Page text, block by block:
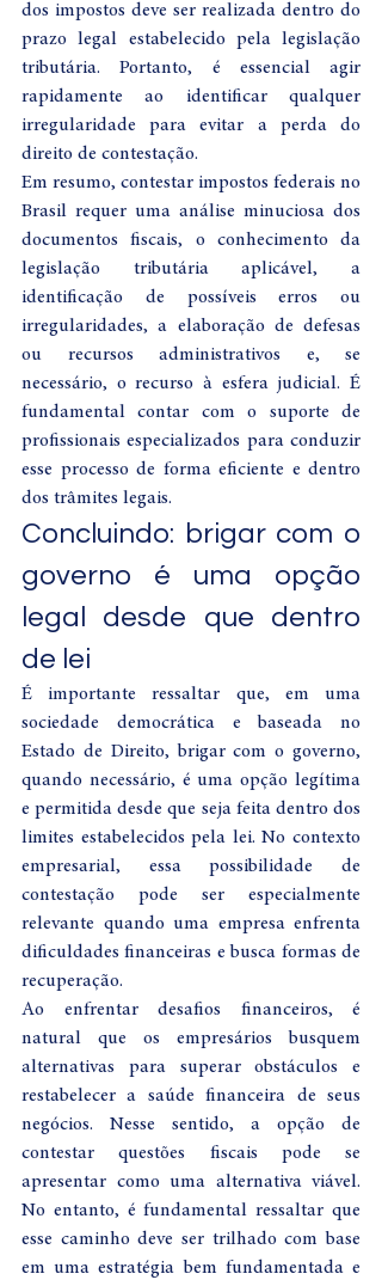
dos impostos deve ser realizada dentro do
prazo legal estabelecido pela legislação
tributária. Portanto, é essencial agir
rapidamente ao identificar qualquer
irregularidade para evitar a perda do
direito de contestação.
Em resumo, contestar impostos federais no
Brasil requer uma análise minuciosa dos
documentos fiscais, o conhecimento da
legislação tributária aplicável, a
identificação de possíveis erros ou
irregularidades, a elaboração de defesas
ou recursos administrativos e, se
necessário, o recurso à esfera judicial. É
fundamental contar com o suporte de
profissionais especializados para conduzir
esse processo de forma eficiente e dentro
dos trâmites legais.
Concluindo: brigar com o
governo é uma opção
legal desde que dentro
de lei
É importante ressaltar que, em uma
sociedade democrática e baseada no
Estado de Direito, brigar com o governo,
quando necessário, é uma opção legítima
e permitida desde que seja feita dentro dos
limites estabelecidos pela lei. No contexto
empresarial, essa possibilidade de
contestação pode ser especialmente
relevante quando uma empresa enfrenta
dificuldades financeiras e busca formas de
recuperação.
Ao enfrentar desafios financeiros, é
natural que os empresários busquem
alternativas para superar obstáculos e
restabelecer a saúde financeira de seus
negócios. Nesse sentido, a opção de
contestar questões fiscais pode se
apresentar como uma alternativa viável.
No entanto, é fundamental ressaltar que
esse caminho deve ser trilhado com base
em uma estratégia bem fundamentada e